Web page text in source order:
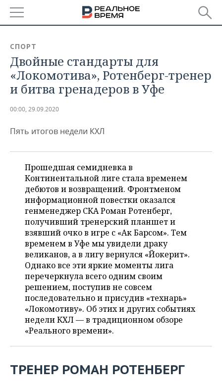
БАШКОРТОСТАН
ТАТАРСТАН
НОВОСТИ
АНАЛИТИКА
ДЕКЛАРАЦИИ О ДОХОДАХ
КОРОЛИ ГОСЗАКАЗА ПФО
ВУЗЫ ТАТАРСТАНА
КОМУ ПРИНАДЛЕЖАТ
ТОРГОВЫЕ ЦЕНТРЫ
ТАТАРСТАНА
НОВОСТИ ЭКОНОМИКИ
ФИНАНСЫ
БАНКИ
БЮДЖЕТ
ИНВЕСТИЦИИ
ПРОМЫШЛЕННОСТЬ
НОВОСТИ
АГРОПРОМ
МАШИНОСТРОЕНИЕ
НЕФТЕХИМИЯ
НЕФТЬ
ОПК
ЭНЕРГЕТИКА
НЕДВИЖИМОСТЬ
НОВОСТИ НЕДВИЖИМОСТИ
АВТО
НОВОСТИ АВТО
БИЗНЕС
НОВОСТИ БИЗНЕСА
РОЗНИЧНАЯ ТОРГОВЛЯ
ТРАНСПОРТ
УСЛУГИ
ТЕХНОЛОГИИ
НОВОСТИ ТЕХНОЛОГИЙ
МЕДИА
ТЕЛЕКОММУНИКАЦИИ
МЕРОПРИЯТИЯ
НОВОСТИ МЕРОПРИЯТИЙ
ВЫЕЗДНАЯ РЕДАКЦИЯ
БИЗНЕС-БРАНЧИ
ONLINE-КОНФЕРЕНЦИИ
СПОРТ
НОВОСТИ СПОРТА
ФУТБОЛ
ХОККЕЙ
ВОЛЕЙБОЛ
ОБЩЕСТВО
НОВОСТИ ОБЩЕСТВА
ВЛАСТЬ
ИСТОРИЯ
ФОТОГАЛЕРЕЯ
СЮЖЕТЫ
СПИСОК ПЕРСОН
ПОЛНАЯ ВЕРСИЯ
СПОРТ
Двойные стандарты для
«Локомотива», Ротенберг-тренер
и битва гренадеров в Уфе
00:00, 29.09.2020
Пять итогов недели КХЛ
Прошедшая семидневка в
Континентальной лиге стала временем
дебютов и возвращений. Фронтменом
информационной повестки оказался
генменеджер СКА Роман Ротенберг,
получивший тренерский планшет и
взявший очко в игре с «Ак Барсом». Тем
временем в Уфе мы увидели драку
великанов, а в лигу вернулся «Йокерит».
Однако все эти яркие моменты лига
перечеркнула всего одним своим
решением, поступив не совсем
последовательно и присудив «технарь»
«Локомотиву». Об этих и других событиях
недели КХЛ — в традиционном обзоре
«Реального времени».
ТРЕНЕР РОМАН РОТЕНБЕРГ